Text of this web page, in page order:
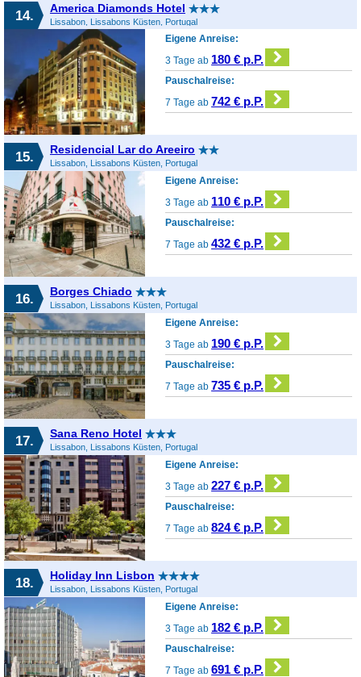
14. America Diamonds Hotel
Lissabon, Lissabons Küsten, Portugal
Eigene Anreise:
3 Tage ab 180 € p.P.
Pauschalreise:
7 Tage ab 742 € p.P.
15. Residencial Lar do Areeiro
Lissabon, Lissabons Küsten, Portugal
Eigene Anreise:
3 Tage ab 110 € p.P.
Pauschalreise:
7 Tage ab432 € p.P.
16. Borges Chiado
Lissabon, Lissabons Küsten, Portugal
Eigene Anreise:
3 Tage ab 190 € p.P.
Pauschalreise:
7 Tage ab 735 € p.P.
17. Sana Reno Hotel
Lissabon, Lissabons Küsten, Portugal
Eigene Anreise:
3 Tage ab227 € p.P.
Pauschalreise:
7 Tage ab824 € p.P.
18. Holiday Inn Lisbon
Lissabon, Lissabons Küsten, Portugal
Eigene Anreise:
3 Tage ab 182 € p.P.
Pauschalreise:
7 Tage ab691 € p.P.